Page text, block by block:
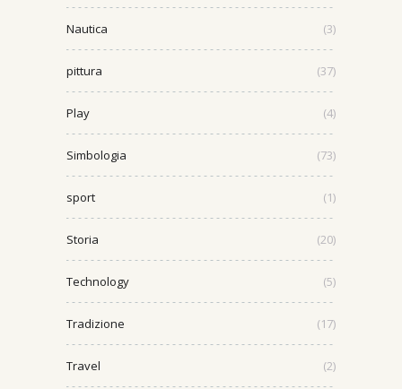
Nautica (3)
pittura (37)
Play (4)
Simbologia (73)
sport (1)
Storia (20)
Technology (5)
Tradizione (17)
Travel (2)